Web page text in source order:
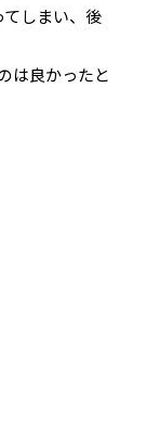
しまい、後
は良かったと